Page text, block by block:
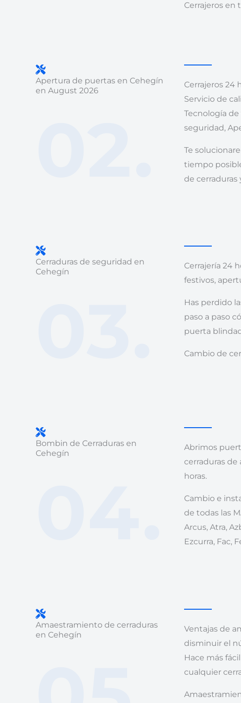
Cerrajeros en
Apertura de puertas en Cehegín
en August 2026
Cerrajeros 24
Servicio de
Tecnología de
seguridad,
Te
tiempo
de cerraduras
Cerraduras de seguridad en
Cehegín
Cerrajería 24
festivos,
Has perdido
paso a paso
puerta
Cambio de
Bombin de Cerraduras en
Cehegín
Abrimos
cerraduras de
horas.
Cambio e
de todas las
Arcus, Atra,
Ezcurra, Fac,
Amaestramiento de cerraduras
en Cehegín
Ventajas de
disminuir el
Hace más
cualquier